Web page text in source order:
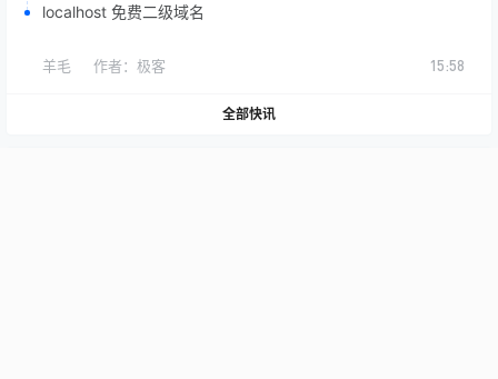
localhost 免费二级域名
羊毛 作者： 极客 15:58
全部快讯